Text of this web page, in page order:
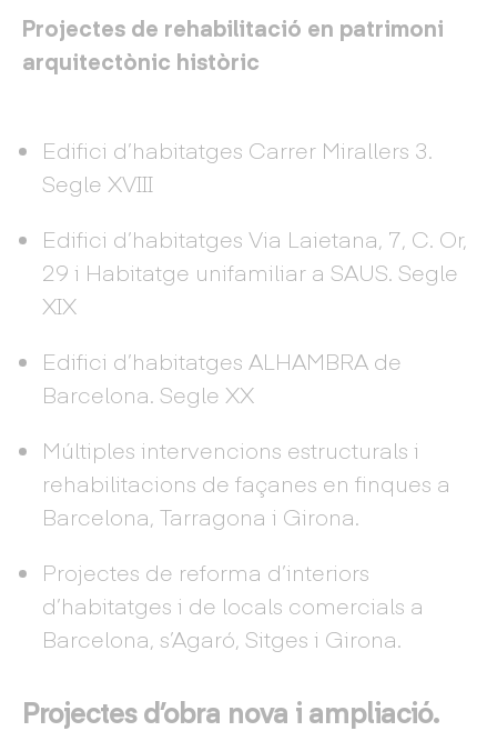
Projectes de rehabilitació en patrimoni
arquitectònic històric
Edifici d’habitatges Carrer Mirallers 3.
Segle XVIII
Edifici d’habitatges Via Laietana, 7, C. Or,
29 i Habitatge unifamiliar a SAUS. Segle
XIX
Edifici d’habitatges ALHAMBRA de
Barcelona. Segle XX
Múltiples intervencions estructurals i
rehabilitacions de façanes en finques a
Barcelona, Tarragona i Girona.
Projectes de reforma d’interiors
d’habitatges i de locals comercials a
Barcelona, s’Agaró, Sitges i Girona.
Projectes d’obra nova i ampliació.